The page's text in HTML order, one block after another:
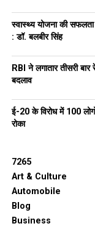
स्वास्थ्य योजना की
: डॉ. बलबीर सिंह
RBI ने लगातार तीसरी
बदलाव
ई-20 के विरोध में 100
रोका
7265
Art & Culture
Automobile
Blog
Business